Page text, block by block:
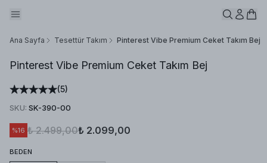
Ana Sayfa Tesettür Takım Pinterest Vibe Premium Ceket Takım Bej
Pinterest Vibe Premium Ceket Takım Bej
(5)
SKU: SK-390-00
%16 ₺ 2.499,00₺ 2.099,00
BEDEN